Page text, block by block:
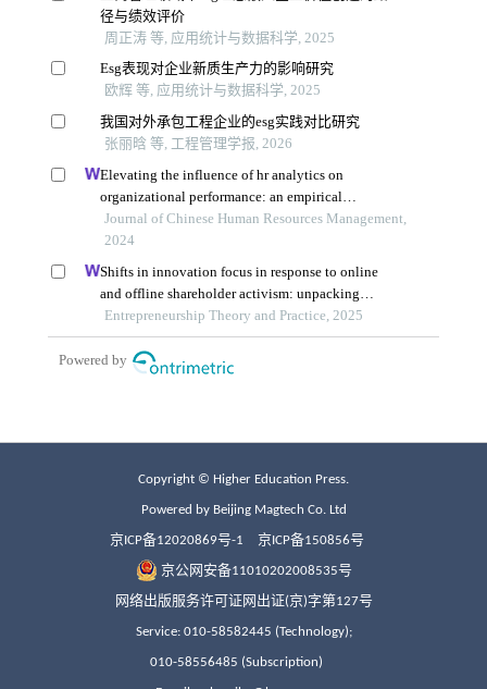
Copyright © Higher Education Press.
Powered by Beijing Magtech Co. Ltd
京ICP备12020869号-1 京ICP备150856号
京公网安备11010202008535号
网络出版服务许可证网出证(京)字第127号
Service: 010-58582445 (Technology);
010-58556485 (Subscription)